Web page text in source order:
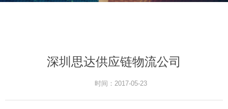
深圳思达供应链物流公司
时间：2017-05-23